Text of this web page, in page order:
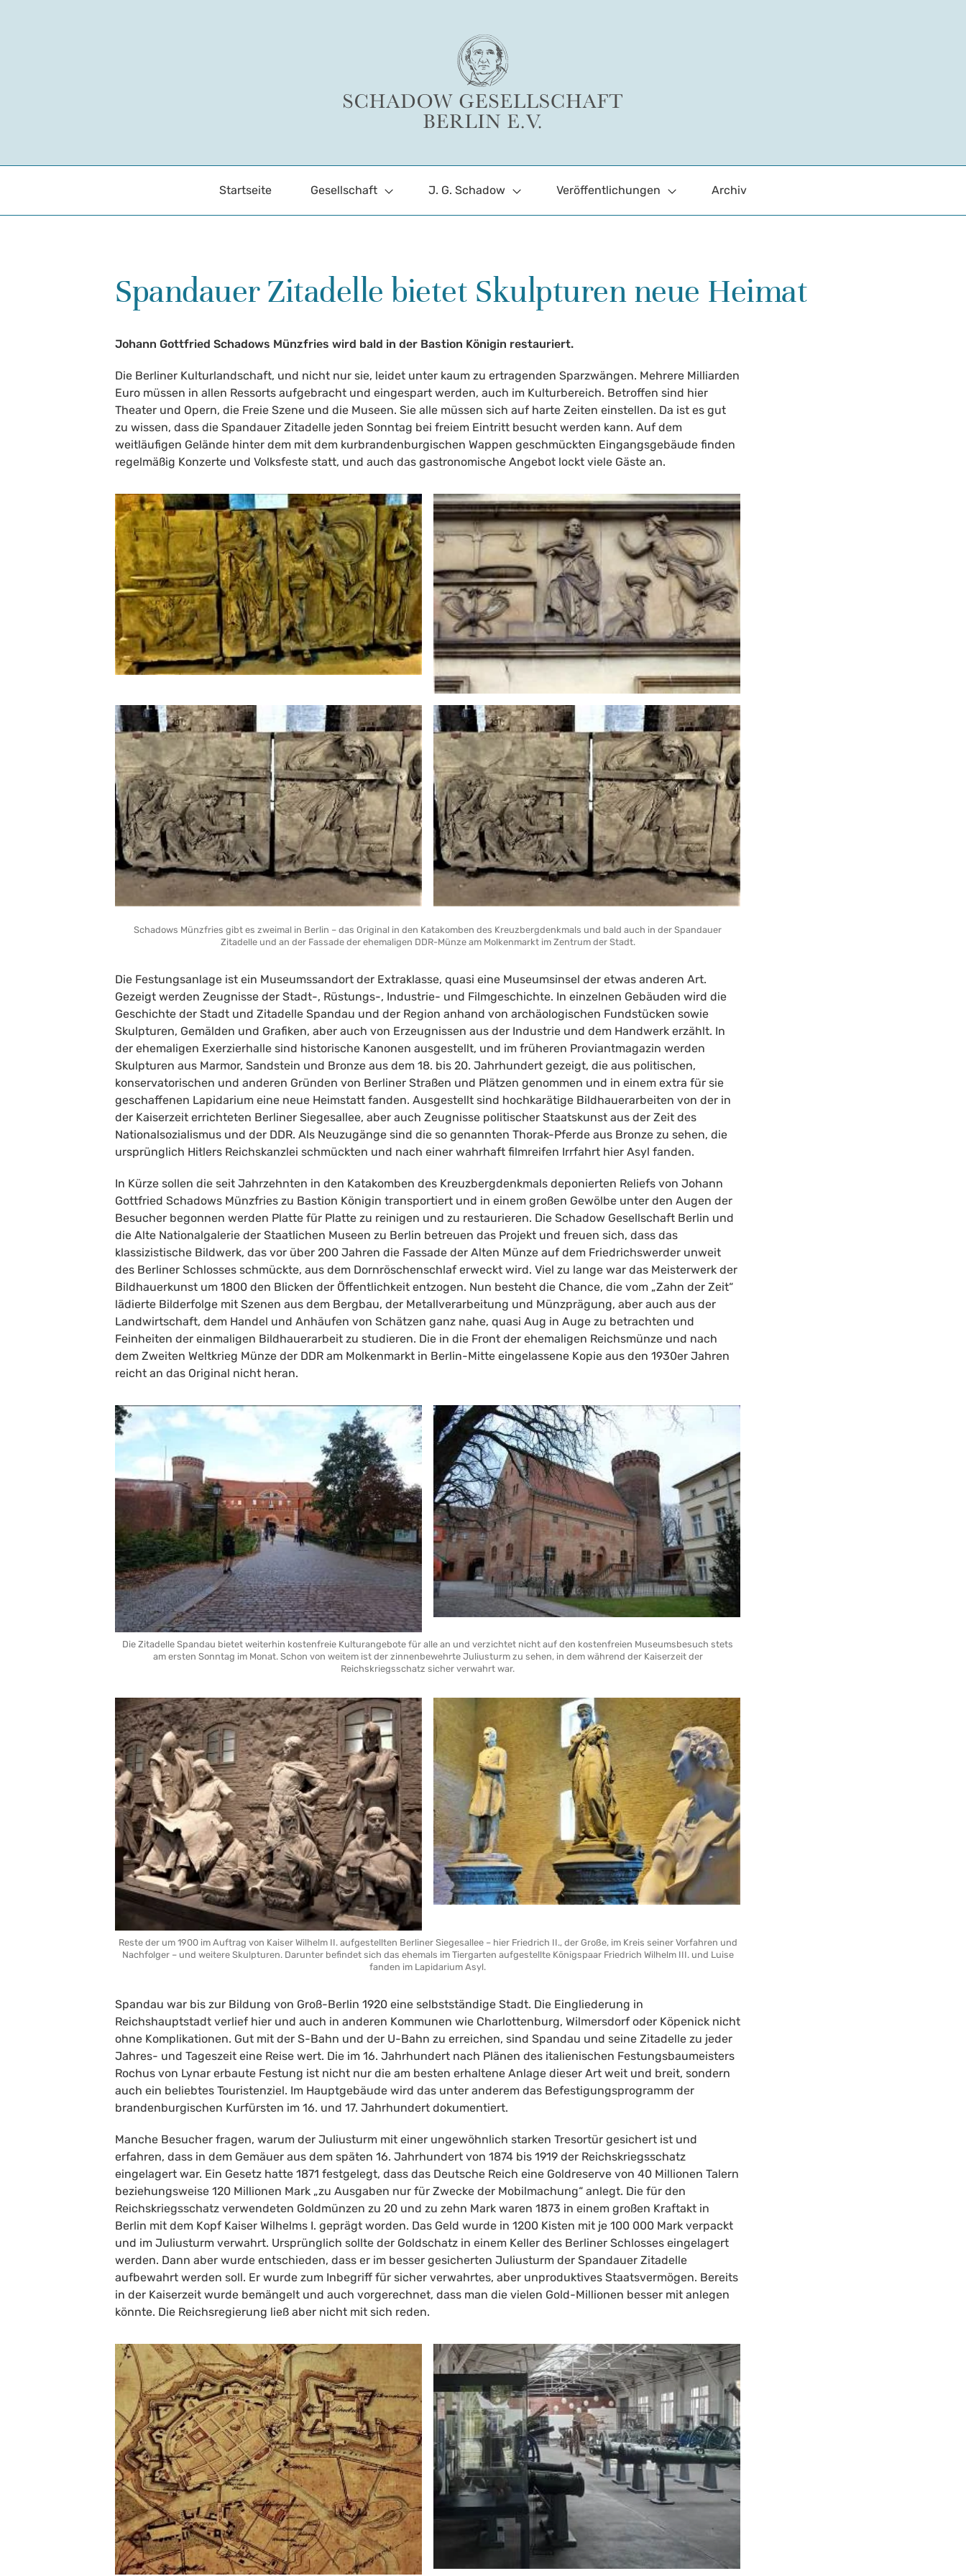
Startseite Gesellschaft J. G. Schadow Veröffentlichungen Archiv
Spandauer Zitadelle bietet Skulpturen neue Heimat
Johann Gottfried Schadows Münzfries wird bald in der Bastion Königin restauriert.
Die Berliner Kulturlandschaft, und nicht nur sie, leidet unter kaum zu ertragenden Sparzwängen. Mehrere Milliarden
Euro müssen in allen Ressorts aufgebracht und eingespart werden, auch im Kulturbereich. Betroffen sind hier
Theater und Opern, die Freie Szene und die Museen. Sie alle müssen sich auf harte Zeiten einstellen. Da ist es gut
zu wissen, dass die Spandauer Zitadelle jeden Sonntag bei freiem Eintritt besucht werden kann. Auf dem
weitläufigen Gelände hinter dem mit dem kurbrandenburgischen Wappen geschmückten Eingangsgebäude finden
regelmäßig Konzerte und Volksfeste statt, und auch das gastronomische Angebot lockt viele Gäste an.
Schadows Münzfries gibt es zweimal in Berlin – das Original in den Katakomben des Kreuzbergdenkmals und bald auch in der Spandauer
Zitadelle und an der Fassade der ehemaligen DDR-Münze am Molkenmarkt im Zentrum der Stadt.
Die Festungsanlage ist ein Museumssandort der Extraklasse, quasi eine Museumsinsel der etwas anderen Art.
Gezeigt werden Zeugnisse der Stadt-, Rüstungs-, Industrie- und Filmgeschichte. In einzelnen Gebäuden wird die
Geschichte der Stadt und Zitadelle Spandau und der Region anhand von archäologischen Fundstücken sowie
Skulpturen, Gemälden und Grafiken, aber auch von Erzeugnissen aus der Industrie und dem Handwerk erzählt. In
der ehemaligen Exerzierhalle sind historische Kanonen ausgestellt, und im früheren Proviantmagazin werden
Skulpturen aus Marmor, Sandstein und Bronze aus dem 18. bis 20. Jahrhundert gezeigt, die aus politischen,
konservatorischen und anderen Gründen von Berliner Straßen und Plätzen genommen und in einem extra für sie
geschaffenen Lapidarium eine neue Heimstatt fanden. Ausgestellt sind hochkarätige Bildhauerarbeiten von der in
der Kaiserzeit errichteten Berliner Siegesallee, aber auch Zeugnisse politischer Staatskunst aus der Zeit des
Nationalsozialismus und der DDR. Als Neuzugänge sind die so genannten Thorak-Pferde aus Bronze zu sehen, die
ursprünglich Hitlers Reichskanzlei schmückten und nach einer wahrhaft filmreifen Irrfahrt hier Asyl fanden.
In Kürze sollen die seit Jahrzehnten in den Katakomben des Kreuzbergdenkmals deponierten Reliefs von Johann
Gottfried Schadows Münzfries zu Bastion Königin transportiert und in einem großen Gewölbe unter den Augen der
Besucher begonnen werden Platte für Platte zu reinigen und zu restaurieren. Die Schadow Gesellschaft Berlin und
die Alte Nationalgalerie der Staatlichen Museen zu Berlin betreuen das Projekt und freuen sich, dass das
klassizistische Bildwerk, das vor über 200 Jahren die Fassade der Alten Münze auf dem Friedrichswerder unweit
des Berliner Schlosses schmückte, aus dem Dornröschenschlaf erweckt wird. Viel zu lange war das Meisterwerk der
Bildhauerkunst um 1800 den Blicken der Öffentlichkeit entzogen. Nun besteht die Chance, die vom „Zahn der Zeit“
lädierte Bilderfolge mit Szenen aus dem Bergbau, der Metallverarbeitung und Münzprägung, aber auch aus der
Landwirtschaft, dem Handel und Anhäufen von Schätzen ganz nahe, quasi Aug in Auge zu betrachten und
Feinheiten der einmaligen Bildhauerarbeit zu studieren. Die in die Front der ehemaligen Reichsmünze und nach
dem Zweiten Weltkrieg Münze der DDR am Molkenmarkt in Berlin-Mitte eingelassene Kopie aus den 1930er Jahren
reicht an das Original nicht heran.
Die Zitadelle Spandau bietet weiterhin kostenfreie Kulturangebote für alle an und verzichtet nicht auf den kostenfreien Museumsbesuch stets
am ersten Sonntag im Monat. Schon von weitem ist der zinnenbewehrte Juliusturm zu sehen, in dem während der Kaiserzeit der
Reichskriegsschatz sicher verwahrt war.
Reste der um 1900 im Auftrag von Kaiser Wilhelm II. aufgestellten Berliner Siegesallee – hier Friedrich II., der Große, im Kreis seiner Vorfahren und
Nachfolger – und weitere Skulpturen. Darunter befindet sich das ehemals im Tiergarten aufgestellte Königspaar Friedrich Wilhelm III. und Luise
fanden im Lapidarium Asyl.
Spandau war bis zur Bildung von Groß-Berlin 1920 eine selbstständige Stadt. Die Eingliederung in
Reichshauptstadt verlief hier und auch in anderen Kommunen wie Charlottenburg, Wilmersdorf oder Köpenick nicht
ohne Komplikationen. Gut mit der S-Bahn und der U-Bahn zu erreichen, sind Spandau und seine Zitadelle zu jeder
Jahres- und Tageszeit eine Reise wert. Die im 16. Jahrhundert nach Plänen des italienischen Festungsbaumeisters
Rochus von Lynar erbaute Festung ist nicht nur die am besten erhaltene Anlage dieser Art weit und breit, sondern
auch ein beliebtes Touristenziel. Im Hauptgebäude wird das unter anderem das Befestigungsprogramm der
brandenburgischen Kurfürsten im 16. und 17. Jahrhundert dokumentiert.
Manche Besucher fragen, warum der Juliusturm mit einer ungewöhnlich starken Tresortür gesichert ist und
erfahren, dass in dem Gemäuer aus dem späten 16. Jahrhundert von 1874 bis 1919 der Reichskriegsschatz
eingelagert war. Ein Gesetz hatte 1871 festgelegt, dass das Deutsche Reich eine Goldreserve von 40 Millionen Talern
beziehungsweise 120 Millionen Mark „zu Ausgaben nur für Zwecke der Mobilmachung“ anlegt. Die für den
Reichskriegsschatz verwendeten Goldmünzen zu 20 und zu zehn Mark waren 1873 in einem großen Kraftakt in
Berlin mit dem Kopf Kaiser Wilhelms I. geprägt worden. Das Geld wurde in 1200 Kisten mit je 100 000 Mark verpackt
und im Juliusturm verwahrt. Ursprünglich sollte der Goldschatz in einem Keller des Berliner Schlosses eingelagert
werden. Dann aber wurde entschieden, dass er im besser gesicherten Juliusturm der Spandauer Zitadelle
aufbewahrt werden soll. Er wurde zum Inbegriff für sicher verwahrtes, aber unproduktives Staatsvermögen. Bereits
in der Kaiserzeit wurde bemängelt und auch vorgerechnet, dass man die vielen Gold-Millionen besser mit anlegen
könnte. Die Reichsregierung ließ aber nicht mit sich reden.